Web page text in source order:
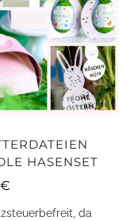
HASENSET
€
da